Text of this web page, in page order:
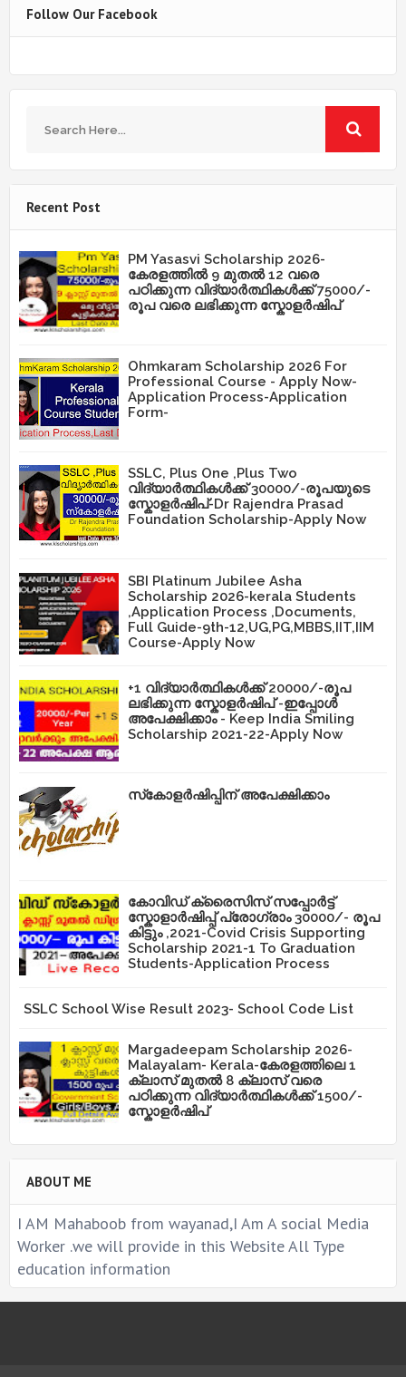
Follow Our Facebook
Recent Post
PM Yasasvi Scholarship 2026-
കേരളത്തിൽ 9 മുതൽ 12 വരെ
പഠിക്കുന്ന വിദ്യാർത്ഥികൾക്ക് 75000/-
രൂപ വരെ ലഭിക്കുന്ന സ്കോളർഷിപ്
Ohmkaram Scholarship 2026 For
Professional Course - Apply Now-
Application Process-Application
Form-
SSLC, Plus One ,Plus Two
വിദ്യാർത്ഥികൾക്ക് 30000/-രൂപയുടെ
സ്കോളർഷിപ്-Dr Rajendra Prasad
Foundation Scholarship-Apply Now
SBI Platinum Jubilee Asha
Scholarship 2026-kerala Students
,Application Process ,Documents,
Full Guide-9th-12,UG,PG,MBBS,IIT,IIM
Course-Apply Now
+1 വിദ്യാർത്ഥികൾക്ക് 20000/-രൂപ
ലഭിക്കുന്ന സ്കോളർഷിപ് -ഇപ്പോൾ
അപേക്ഷിക്കാം - Keep India Smiling
Scholarship 2021-22-Apply Now
സ്‌കോളർഷിപ്പിന് അപേക്ഷിക്കാം
കോവിഡ് ക്രൈസിസ് സപ്പോർട്ട്
സ്കോളാർഷിപ്പ് പ്രോഗ്രാം 30000/- രൂപ
കിട്ടും ,2021-Covid Crisis Supporting
Scholarship 2021-1 To Graduation
Students-Application Process
SSLC School Wise Result 2023- School Code List
Margadeepam Scholarship 2026-
Malayalam- Kerala-കേരളത്തിലെ 1
ക്ലാസ് മുതൽ 8 ക്ലാസ് വരെ
പഠിക്കുന്ന വിദ്യാർത്ഥികൾക്ക് 1500/-
സ്കോളർഷിപ്
ABOUT ME
I AM Mahaboob from wayanad,I Am A social Media
Worker .we will provide in this Website All Type
education information